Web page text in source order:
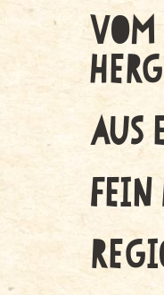
VOM
AUS